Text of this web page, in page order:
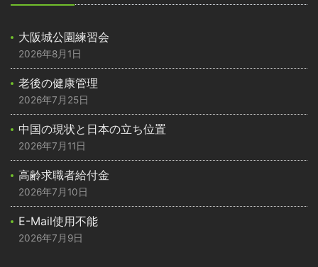
大阪城公園練習会
2026年8月1日
老後の健康管理
2026年7月25日
中国の現状と日本の立ち位置
2026年7月11日
高齢求職者給付金
2026年7月10日
E-Mail使用不能
2026年7月9日